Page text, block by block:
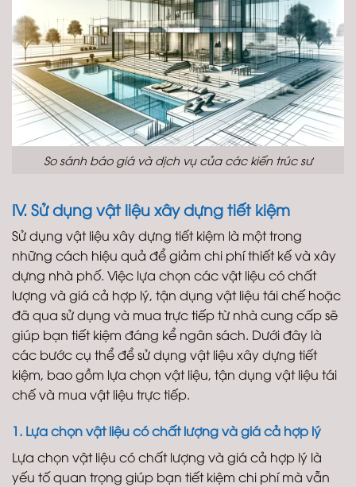
So sánh báo giá và dịch vụ của các kiến trúc sư
IV. Sử dụng vật liệu xây dựng tiết kiệm
Sử dụng vật liệu xây dựng tiết kiệm là một trong
những cách hiệu quả để giảm chi phí thiết kế và xây
dựng nhà phố. Việc lựa chọn các vật liệu có chất
lượng và giá cả hợp lý, tận dụng vật liệu tái chế hoặc
đã qua sử dụng và mua trực tiếp từ nhà cung cấp sẽ
giúp bạn tiết kiệm đáng kể ngân sách. Dưới đây là
các bước cụ thể để sử dụng vật liệu xây dựng tiết
kiệm, bao gồm lựa chọn vật liệu, tận dụng vật liệu tái
chế và mua vật liệu trực tiếp.
1. Lựa chọn vật liệu có chất lượng và giá cả hợp lý
Lựa chọn vật liệu có chất lượng và giá cả hợp lý là
yếu tố quan trọng giúp bạn tiết kiệm chi phí mà vẫn